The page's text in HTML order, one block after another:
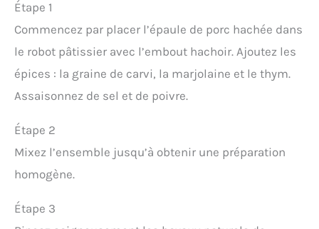
Étape 1
Commencez par placer l’épaule de porc hachée dans
le robot pâtissier avec l’embout hachoir. Ajoutez les
épices : la graine de carvi, la marjolaine et le thym.
Assaisonnez de sel et de poivre.
Étape 2
Mixez l’ensemble jusqu’à obtenir une préparation
homogène.
Étape 3